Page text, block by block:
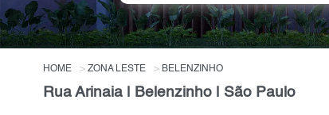
HOME ZONA LESTE BELENZINHO
Rua Arinaia | Belenzinho | São Paulo